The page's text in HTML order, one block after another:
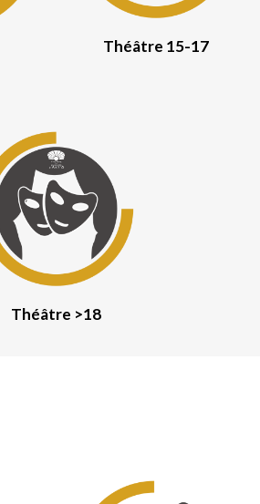
Théâtre 15-17
Théâtre >18